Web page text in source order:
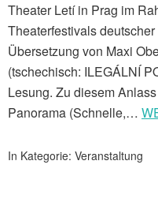
Theater Letí in Prag im
Theaterfestivals
Übersetzung von Maxi
(tschechisch: ILEGÁLNÍ
Lesung. Zu diesem
Panorama (Schnelle,…
In Kategorie: Veranstaltung